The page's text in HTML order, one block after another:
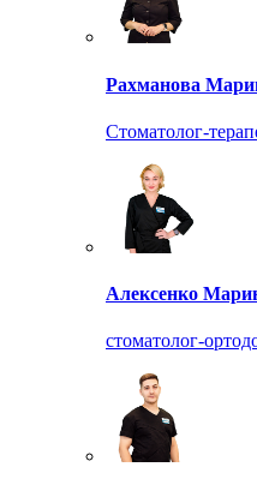
Рахманова
Стоматолог-
Алексенко
стоматолог-